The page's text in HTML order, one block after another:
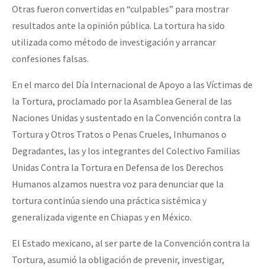
Otras fueron convertidas en “culpables” para mostrar
resultados ante la opinión pública. La tortura ha sido
utilizada como método de investigación y arrancar
confesiones falsas.
En el marco del Día Internacional de Apoyo a las Víctimas de
la Tortura, proclamado por la Asamblea General de las
Naciones Unidas y sustentado en la Convención contra la
Tortura y Otros Tratos o Penas Crueles, Inhumanos o
Degradantes, las y los integrantes del Colectivo Familias
Unidas Contra la Tortura en Defensa de los Derechos
Humanos alzamos nuestra voz para denunciar que la
tortura continúa siendo una práctica sistémica y
generalizada vigente en Chiapas y en México.
El Estado mexicano, al ser parte de la Convención contra la
Tortura, asumió la obligación de prevenir, investigar,